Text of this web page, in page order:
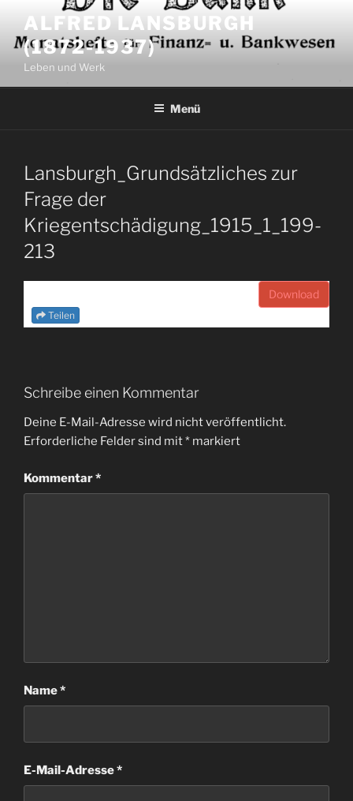
Inhalt
springen
ALFRED LANSBURGH
(1872-1937)
Leben und Werk
Menü
Lansburgh_Grundsätzliches zur
Frage der
Kriegentschädigung_1915_1_199-
213
Download
Teilen
Schreibe einen Kommentar
Deine E-Mail-Adresse wird nicht veröffentlicht.
Erforderliche Felder sind mit* markiert
Kommentar*
Name*
E-Mail-Adresse*